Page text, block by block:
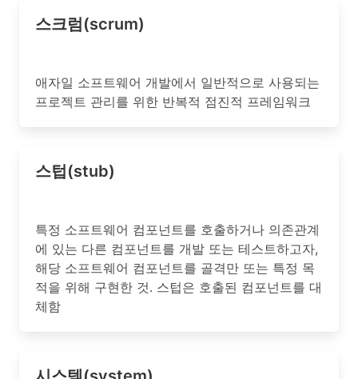
스크럼(scrum)
애자일 소프트웨어 개발에서 일반적으로 사용되는
프로젝트 관리를 위한 반복적 점진적 프레임워크
스텁(stub)
특정 소프트웨어 컴포넌트를 호출하거나 의존관계
에 있는 다른 컴포넌트를 개발 또는 테스트하고자,
해당 소프트웨어 컴포넌트를 골격만 또는 특정 목
적을 위해 구현한 것. 스텁은 호출된 컴포넌트를 대
체함